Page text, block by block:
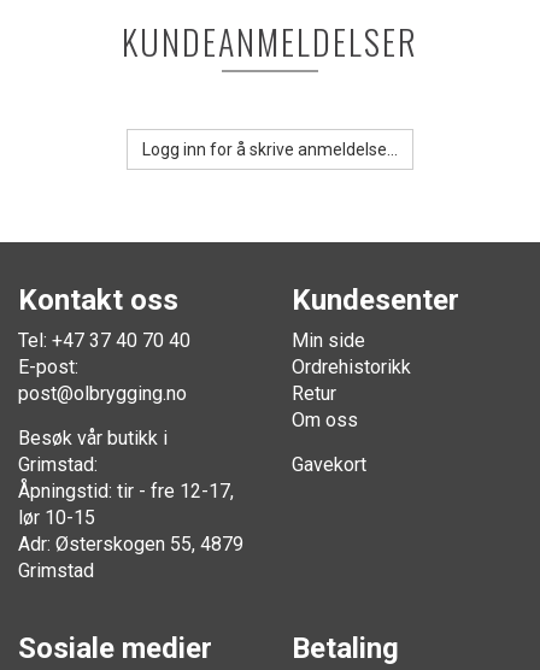
KUNDEANMELDELSER
Logg inn for å skrive anmeldelse...
Kontakt oss
Tel: +47 37 40 70 40
E-post:
post@olbrygging.no
Besøk vår butikk i
Grimstad:
Åpningstid: tir - fre 12-17,
lør 10-15
Adr: Østerskogen 55, 4879
Grimstad
Kundesenter
Min side
Ordrehistorikk
Retur
Om oss
Gavekort
Sosiale medier Betaling